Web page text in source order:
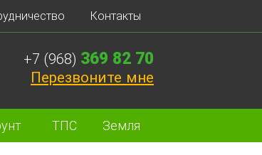
Контакты
+7 (968) 369 82 70
Перезвоните мне
ТПС Земля